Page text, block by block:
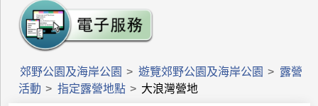
郊野公園及海岸公園 > 遊覽郊野公園及海岸公園 > 露營
活動 > 指定露營地點 > 大浪灣營地